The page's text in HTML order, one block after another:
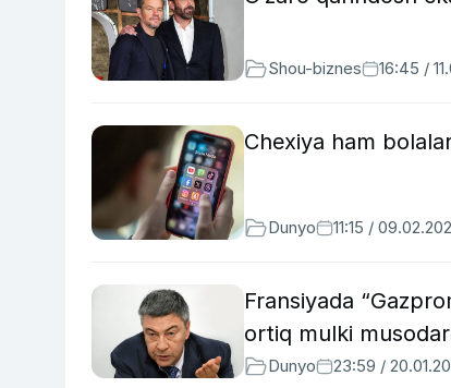
Shou-biznes 16:45 /
Chexiya ham
Dunyo 11:15 /
Fransiyada
ortiq mulki
Dunyo 23:59 /